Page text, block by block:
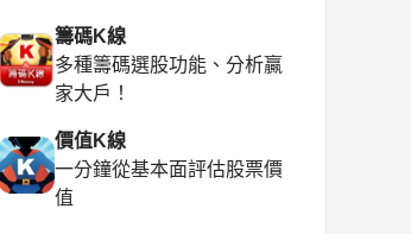
籌碼K線
多種籌碼選股功能、分析贏
家大戶！
價值K線
一分鐘從基本面評估股票價
值